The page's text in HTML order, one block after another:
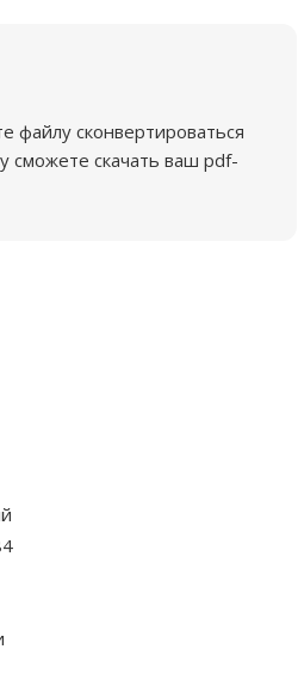
файлу сконвертироваться
сможете скачать ваш pdf-